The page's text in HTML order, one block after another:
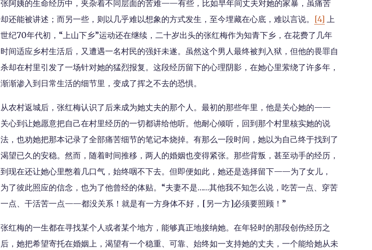
张阿姨的生命经历中，夹杂着不同层面的苦难——有些，比如早年间丈夫对她的家暴，虽痛苦
却还能被讲述；而另一些，则以几乎难以想象的方式发生，至今埋藏在心底，难以言说。
[4] 上
世纪70年代初，“上山下乡”运动还在继续，二十岁出头的张红梅作为知青下乡，在花费了几年
时间适应乡村生活后，又遭遇一名村民的强奸未遂。虽然这个男人最终被判入狱，但他的畏罪自
杀却在村里引发了一场针对她的猛烈报复。这段经历留下的心理阴影，在她心里萦绕了许多年，
渐渐渗入到日常生活的细节里，变成了挥之不去的恐惧。
从农村返城后，张红梅认识了后来成为她丈夫的那个人。最初的那些年里，他是关心她的——
关心到让她愿意把自己在村里经历的一切都讲给他听。他耐心倾听，回到那个村里核实她的说
法，也劝她把那本记录了全部痛苦细节的笔记本烧掉。有那么一段时间，她以为自己终于找到了
渴望已久的安稳。然而，随着时间推移，两人的婚姻也变得紧张。那些背叛，甚至动手的经历，
到现在还让她心里憋着几口气，始终咽不下去。但即便如此，她还是选择留下——为了女儿，
为了彼此照应的信念，也为了他曾经的体贴。“夫妻不是……其他我不知怎么说，吃苦一点、穿苦
一点、干活苦一点——都没关系！就是有一方身体不好，[另一方]必须要照顾！”
张红梅的一生都在寻找某个人或者某个地方，能够真正地接纳她。在年轻时的那段创伤经历之
后，她把希望寄托在婚姻上，渴望有一个稳重、可靠、始终如一支持她的丈夫，一个能给她从未